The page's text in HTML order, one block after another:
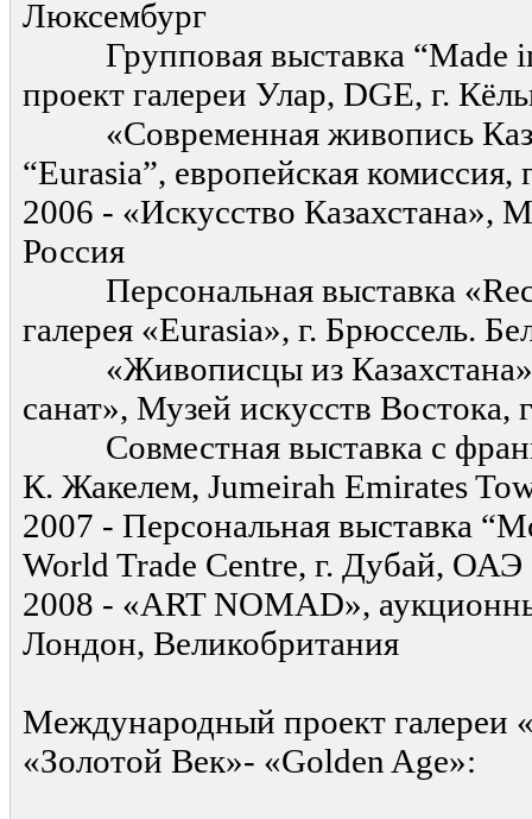
Люксембург
Групповая выставка “Made
проект галереи Улар, DGE, г.
«Современная живопись
“Eurasia”, европейская комиссия,
2006 - «Искусство Казахстана»,
Россия
Персональная выставка
галерея «Eurasia», г. Брюссель.
«Живописцы из Казахстана»,
санат», Музей искусств Востока,
Совместная выставка с
К. Жакелем, Jumeirah Emirates
2007 - Персональная выставка
World Trade Centre, г. Дубай, ОАЭ
2008 - «ART NOMAD»,
Лондон, Великобритания
Международный проект галереи
«Золотой Век»- «Golden Age»: